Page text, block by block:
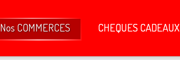
Nos COMMERCES CHEQUES CADEAUX